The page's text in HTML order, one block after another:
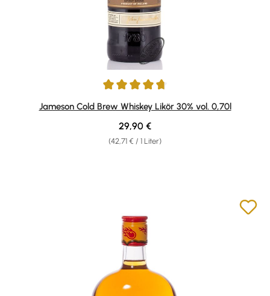
Durchschnittliche Bewertung von 4.83 von 5 Sternen
Jameson Cold Brew Whiskey Likör 30% vol. 0,70l
(42,71 € / 1 Liter)
Regulärer Preis:
29,90 €